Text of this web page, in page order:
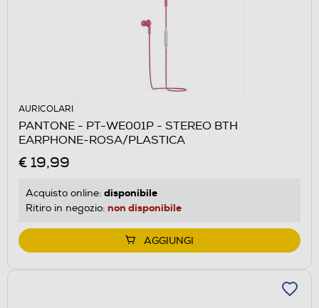
AURICOLARI
PANTONE - PT-WE001P - STEREO BTH
EARPHONE-ROSA/PLASTICA
€ 19,99
Acquisto online: disponibile
Ritiro in negozio: non disponibile
AGGIUNGI